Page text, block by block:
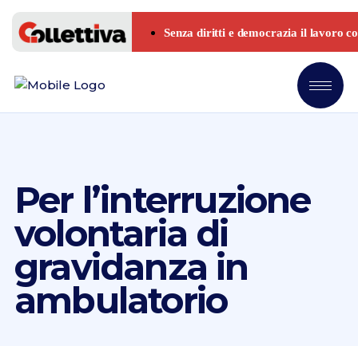
Per l’interruzione
volontaria di
gravidanza in
ambulatorio